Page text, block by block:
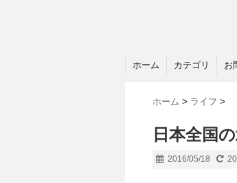
ホーム カテゴリ お
ホーム > ライフ >
日本全国
2016/05/18